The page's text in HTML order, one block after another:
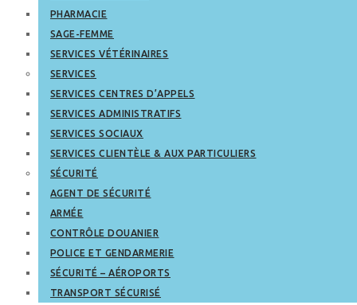
PHARMACIE
SAGE-FEMME
SERVICES VÉTÉRINAIRES
SERVICES
SERVICES CENTRES D’APPELS
SERVICES ADMINISTRATIFS
SERVICES SOCIAUX
SERVICES CLIENTÈLE & AUX PARTICULIERS
SÉCURITÉ
AGENT DE SÉCURITÉ
ARMÉE
CONTRÔLE DOUANIER
POLICE ET GENDARMERIE
SÉCURITÉ – AÉROPORTS
TRANSPORT SÉCURISÉ